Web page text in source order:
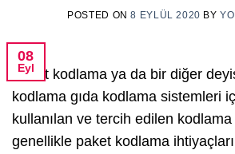
POSTED ON8 EYLÜL 2020 BY
08
Eyl
Paket kodlama ya da bir diğer
kodlama gıda kodlama sistemleri
kullanılan ve tercih edilen
genellikle paket kodlama